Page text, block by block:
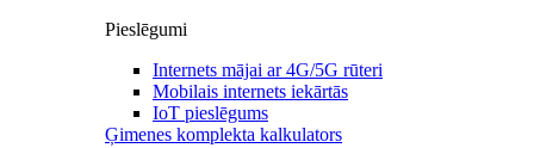
Pieslēgumi
Internets mājai ar 4G/5G rūteri
Mobilais internets iekārtās
IoT pieslēgums
Ģimenes komplekta kalkulators